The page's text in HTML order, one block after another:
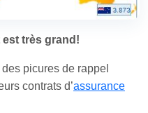
est très grand!
picures de rappel
contrats d’assurance